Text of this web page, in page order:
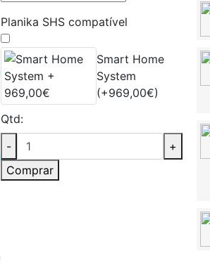
Planika SHS compatível
Smart Home
System
(+969,00€)
Qtd:
-
+
Comprar